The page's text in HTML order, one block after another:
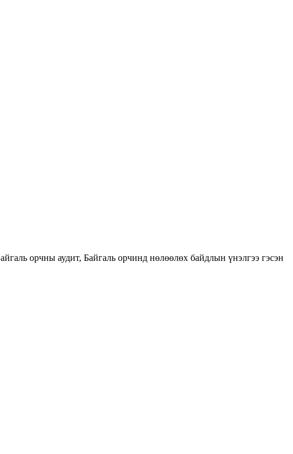
орчны аудит, Байгаль орчинд нөлөөлөх байдлын үнэлгээ гэсэн